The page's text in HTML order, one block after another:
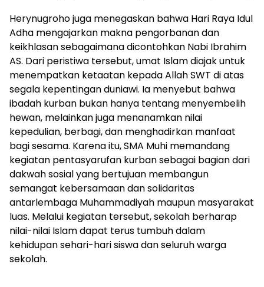
Herynugroho juga menegaskan bahwa Hari Raya Idul
Adha mengajarkan makna pengorbanan dan
keikhlasan sebagaimana dicontohkan Nabi Ibrahim
AS. Dari peristiwa tersebut, umat Islam diajak untuk
menempatkan ketaatan kepada Allah SWT di atas
segala kepentingan duniawi. Ia menyebut bahwa
ibadah kurban bukan hanya tentang menyembelih
hewan, melainkan juga menanamkan nilai
kepedulian, berbagi, dan menghadirkan manfaat
bagi sesama. Karena itu, SMA Muhi memandang
kegiatan pentasyarufan kurban sebagai bagian dari
dakwah sosial yang bertujuan membangun
semangat kebersamaan dan solidaritas
antarlembaga Muhammadiyah maupun masyarakat
luas. Melalui kegiatan tersebut, sekolah berharap
nilai-nilai Islam dapat terus tumbuh dalam
kehidupan sehari-hari siswa dan seluruh warga
sekolah.